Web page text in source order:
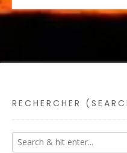
RECHERCHER